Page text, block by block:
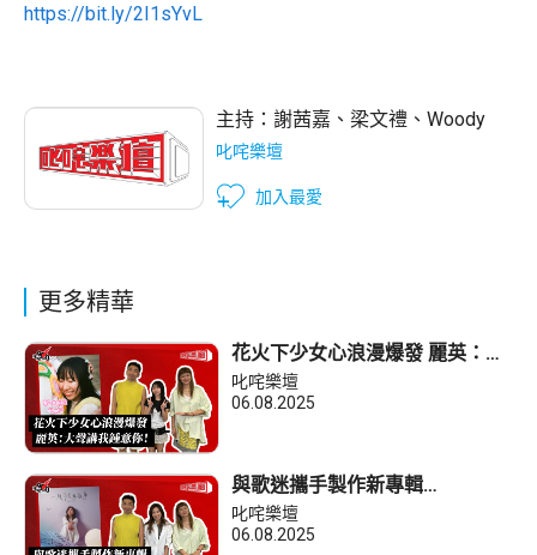
https://bit.ly/2I1sYvL
主持： 謝茜嘉 、 梁文禮 、 Woody
叱咤樂壇
加入最愛
更多精華
花火下少女心浪漫爆發 麗英：大
聲講我鍾意你！
叱咤樂壇
06.08.2025
與歌迷攜手製作新專輯
Robynn：感謝大家用心！
叱咤樂壇
06.08.2025